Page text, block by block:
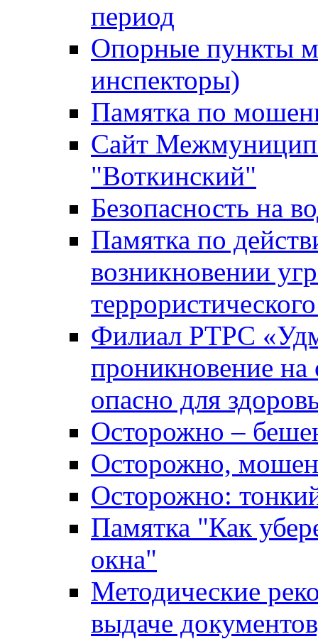
период
Опорные пункты
инспекторы)
Памятка по
Сайт
"Воткинский"
Безопасность на
Памятка по
возникновении
Филиал РТРС
проникновение на
опасно для
Осторожно –
Осторожно,
Осторожно:
Памятка "Как
окна"
Методические
выдаче